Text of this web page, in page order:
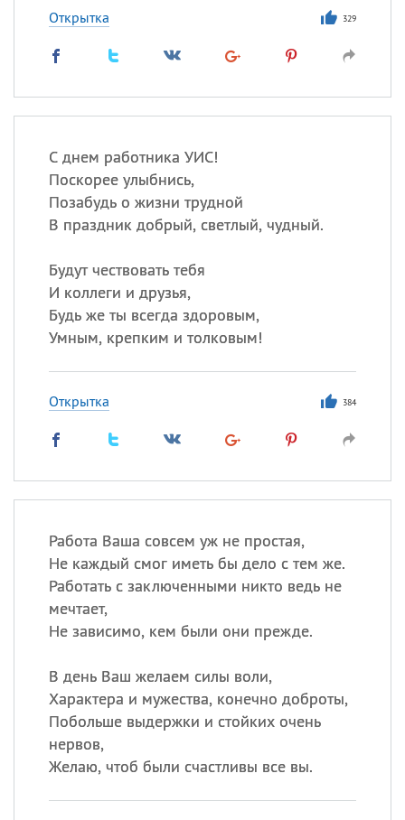
Открытка 329
С днем работника УИС!
Поскорее улыбнись,
Позабудь о жизни трудной
В праздник добрый, светлый, чудный.
Будут чествовать тебя
И коллеги и друзья,
Будь же ты всегда здоровым,
Умным, крепким и толковым!
Открытка 384
Работа Ваша совсем уж не простая,
Не каждый смог иметь бы дело с тем же.
Работать с заключенными никто ведь не
мечтает,
Не зависимо, кем были они прежде.
В день Ваш желаем силы воли,
Характера и мужества, конечно доброты,
Побольше выдержки и стойких очень
нервов,
Желаю, чтоб были счастливы все вы.